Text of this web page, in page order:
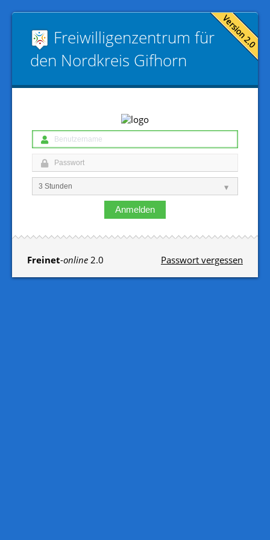
Freiwilligen­zentrum für
den Nordkreis Gifhorn
Anmelden
Passwort vergessen
Freinet-online 2.0